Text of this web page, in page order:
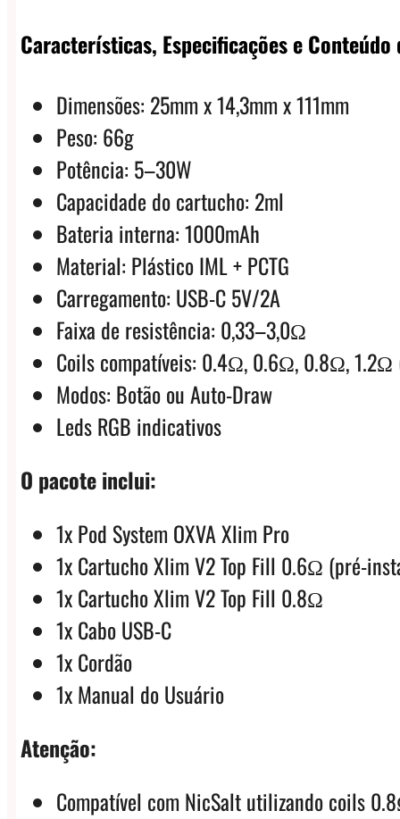
Características, Especificações e Conteúdo
Dimensões: 25mm x 14,3mm x 111mm
Peso: 66g
Potência: 5–30W
Capacidade do cartucho: 2ml
Bateria interna: 1000mAh
Material: Plástico IML + PCTG
Carregamento: USB-C 5V/2A
Faixa de resistência: 0,33–3,0Ω
Coils compatíveis: 0.4Ω, 0.6Ω, 0.8Ω, 1.2Ω
Modos: Botão ou Auto-Draw
Leds RGB indicativos
O pacote inclui:
1x Pod System OXVA Xlim Pro
1x Cartucho Xlim V2 Top Fill 0.6Ω (pré-
1x Cartucho Xlim V2 Top Fill 0.8Ω
1x Cabo USB-C
1x Cordão
1x Manual do Usuário
Atenção:
Compatível com NicSalt utilizando coils